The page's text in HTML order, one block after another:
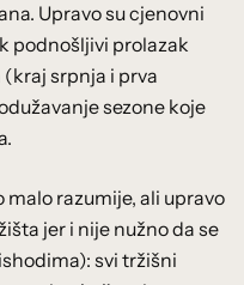
Upravo su cjenovni
podnošljivi prolazak
srpnja i prva
sezone koje
malo razumije, ali upravo
jer i nije nužno da se
svi tržišni